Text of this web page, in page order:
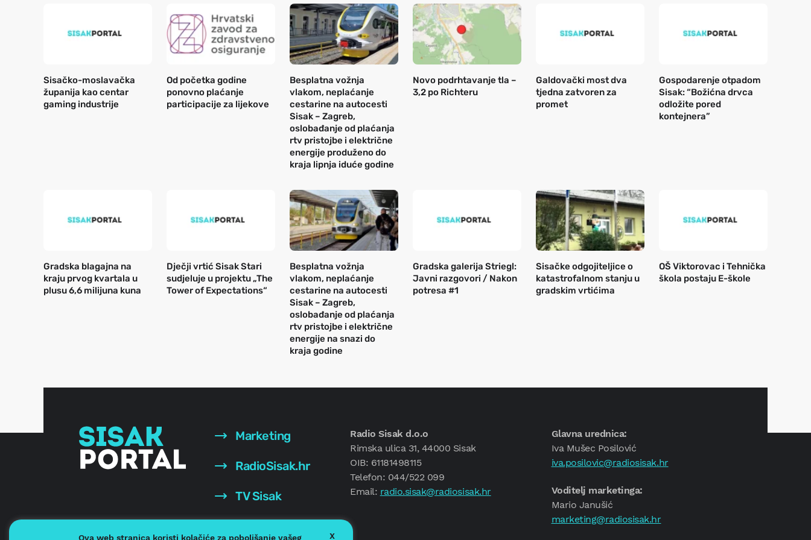
Sisačko-moslavačka
županija kao centar
gaming industrije
Od početka godine
ponovno plaćanje
participacije za lijekove
Besplatna vožnja
vlakom, neplaćanje
cestarine na autocesti
Sisak – Zagreb,
oslobađanje od plaćanja
rtv pristojbe i električne
energije produženo do
kraja lipnja iduće godine
Novo podrhtavanje tla –
3,2 po Richteru
Galdovački most dva
tjedna zatvoren za
promet
Gospodarenje otpadom
Sisak: “Božićna drvca
odložite pored
kontejnera”
Gradska blagajna na
kraju prvog kvartala u
plusu 6,6 milijuna kuna
Dječji vrtić Sisak Stari
sudjeluje u projektu „The
Tower of Expectations“
Besplatna vožnja
vlakom, neplaćanje
cestarine na autocesti
Sisak – Zagreb,
oslobađanje od plaćanja
rtv pristojbe i električne
energije na snazi do
kraja godine
Gradska galerija Striegl:
Javni razgovori / Nakon
potresa #1
Sisačke odgojiteljice o
katastrofalnom stanju u
gradskim vrtićima
OŠ Viktorovac i Tehnička
škola postaju E-škole
Marketing
RadioSisak.hr
TV Sisak
Radio Sisak d.o.o
Rimska ulica 31, 44000 Sisak
OIB: 61181498115
Telefon: 044/522 099
Email: radio.sisak@radiosisak.hr
Glavna urednica:
Iva Mušec Posilović
iva.posilovic@radiosisak.hr
Voditelj marketinga:
Mario Janušić
marketing@radiosisak.hr
Ova web stranica koristi kolačiće za poboljšanje vašeg X